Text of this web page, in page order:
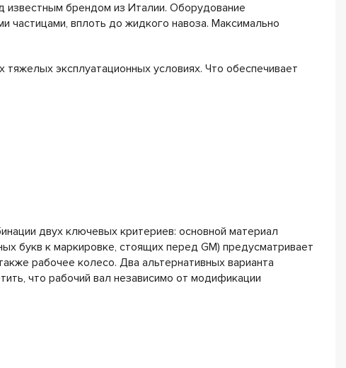
известным брендом из Италии. Оборудование
частицами, вплоть до жидкого навоза. Максимально
эксплуатационных условиях. Что обеспечивает
двух ключевых критериев: основной материал
букв к маркировке, стоящих перед GM) предусматривает
рабочее колесо. Два альтернативных варианта
что рабочий вал независимо от модификации